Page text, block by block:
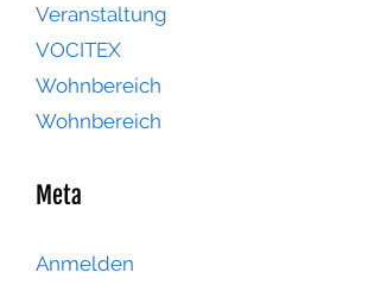
Veranstaltung
VOCITEX
Wohnbereich
Wohnbereich
Meta
Anmelden